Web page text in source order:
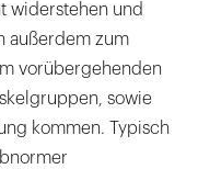
widerstehen und
außerdem zum
vorübergehenden
sowie
kommen. Typisch